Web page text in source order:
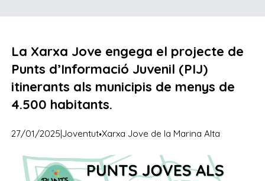
La Xarxa Jove engega el projecte de
Punts d’Informació Juvenil (PIJ)
itinerants als municipis de menys de
4.500 habitants.
27/01/2025|Joventut·Xarxa Jove de la Marina Alta